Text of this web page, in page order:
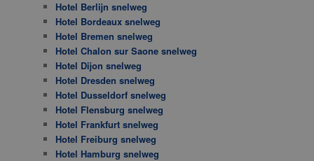
Hotel Berlijn snelweg
Hotel Bordeaux snelweg
Hotel Bremen snelweg
Hotel Chalon sur Saone snelweg
Hotel Dijon snelweg
Hotel Dresden snelweg
Hotel Dusseldorf snelweg
Hotel Flensburg snelweg
Hotel Frankfurt snelweg
Hotel Freiburg snelweg
Hotel Hamburg snelweg